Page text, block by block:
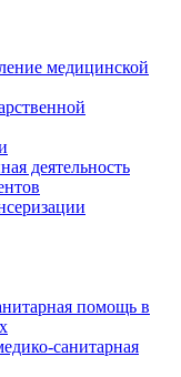
медицинской
деятельность
помощь в
санитарная